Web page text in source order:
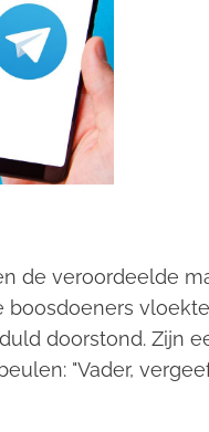
de veroordeelde
boosdoeners
doorstond. Zijn
"Vader,